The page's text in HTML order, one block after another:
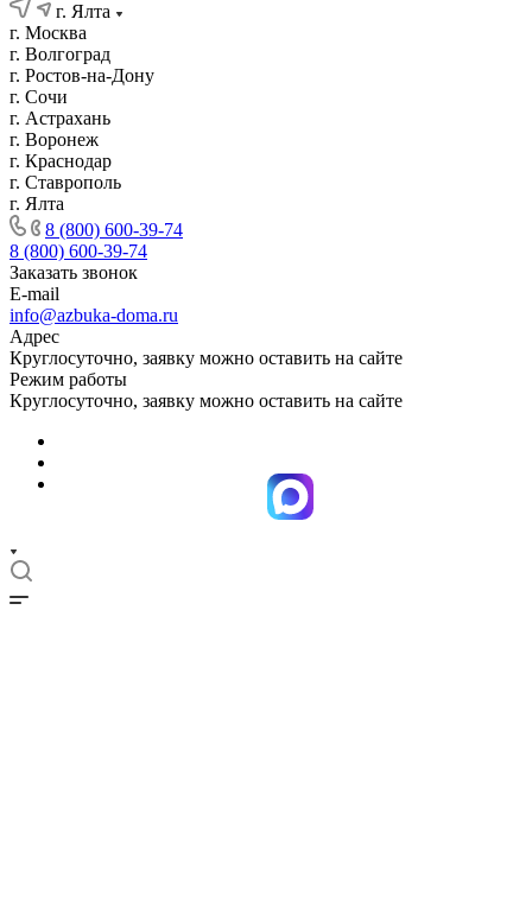
г. Ялта
г. Москва
г. Волгоград
г. Ростов-на-Дону
г. Сочи
г. Астрахань
г. Воронеж
г. Краснодар
г. Ставрополь
г. Ялта
8 (800) 600-39-74
8 (800) 600-39-74
Заказать звонок
E-mail
info@azbuka-doma.ru
Адрес
Круглосуточно, заявку можно оставить на сайте
Режим работы
Круглосуточно, заявку можно оставить на сайте